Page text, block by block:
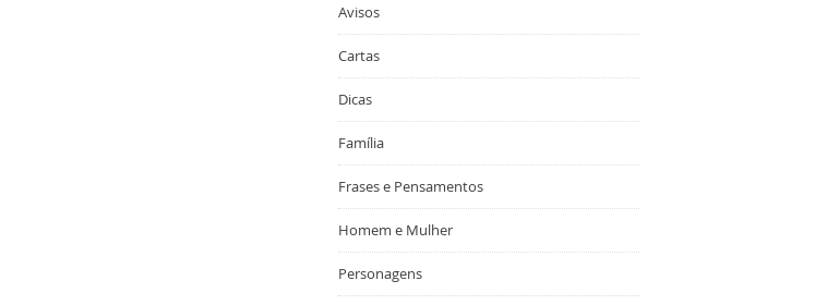
Avisos
Cartas
Dicas
Família
Frases e Pensamentos
Homem e Mulher
Personagens